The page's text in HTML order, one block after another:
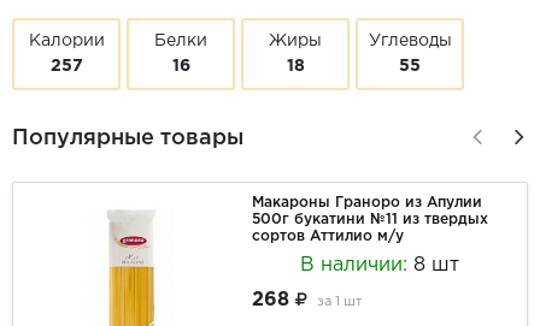
Калории
257
Белки
16
Жиры
18
Углеводы
55
Популярные товары
Макароны Граноро из Апулии
500г букатини №11 из твердых
сортов Аттилио м/у
В наличии:8 шт
268
за 1 шт